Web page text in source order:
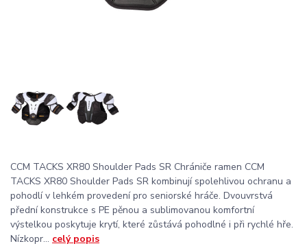
CCM TACKS XR80 Shoulder Pads SR Chrániče ramen CCM
TACKS XR80 Shoulder Pads SR kombinují spolehlivou ochranu a
pohodlí v lehkém provedení pro seniorské hráče. Dvouvrstvá
přední konstrukce s PE pěnou a sublimovanou komfortní
výstelkou poskytuje krytí, které zůstává pohodlné i při rychlé hře.
Nízkopr... celý popis